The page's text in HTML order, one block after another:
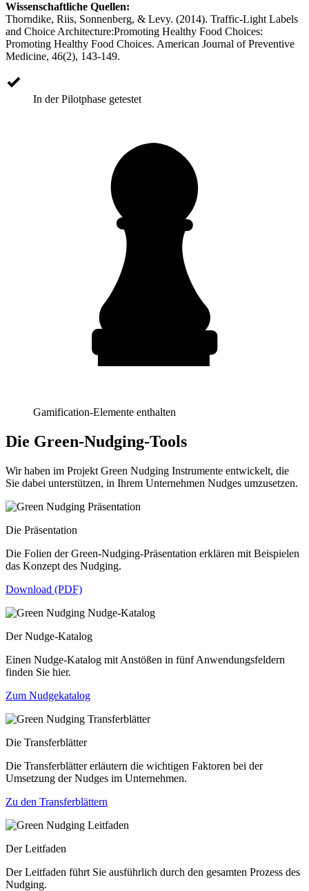
Wissenschaftliche Quellen:
Thorndike, Riis, Sonnenberg, & Levy. (2014). Traffic-Light Labels
and Choice Architecture:Promoting Healthy Food Choices:
Promoting Healthy Food Choices. American Journal of Preventive
Medicine, 46(2), 143-149.
In der Pilotphase getestet
Gamification-Elemente enthalten
Die Green-Nudging-Tools
Wir haben im Projekt Green Nudging Instrumente entwickelt, die
Sie dabei unterstützen, in Ihrem Unternehmen Nudges umzusetzen.
Die Präsentation
Die Folien der Green-Nudging-Präsentation erklären mit Beispielen
das Konzept des Nudging.
Download (PDF)
Der Nudge-Katalog
Einen Nudge-Katalog mit Anstößen in fünf Anwendungsfeldern
finden Sie hier.
Zum Nudgekatalog
Die Transferblätter
Die Transferblätter erläutern die wichtigen Faktoren bei der
Umsetzung der Nudges im Unternehmen.
Zu den Transferblättern
Der Leitfaden
Der Leitfaden führt Sie ausführlich durch den gesamten Prozess des
Nudging.